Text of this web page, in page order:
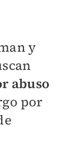
y
abuso
por